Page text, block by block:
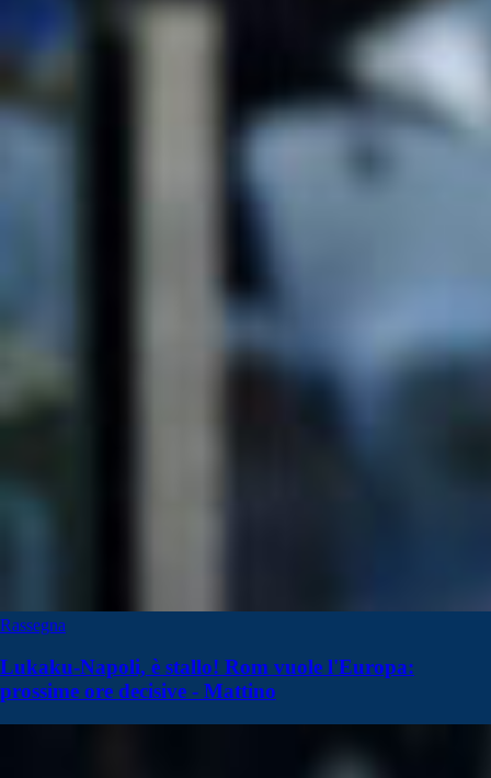
Rassegna
Lukaku-Napoli, è stallo! Rom vuole l'Europa:
prossime ore decisive - Mattino